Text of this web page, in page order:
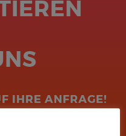
IHRE ANFRAGE!